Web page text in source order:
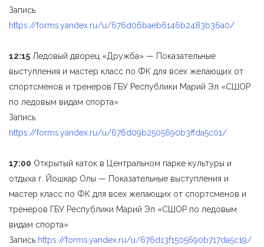
Запись
https://forms.yandex.ru/u/676d06baeb6146b2483b36a0/
12:15 Ледовый дворец «Дружба» — Показательные
выступления и мастер класс по ФК для всех желающих от
спортсменов и тренеров ГБУ Республики Марий Эл «СШОР
по ледовым видам спорта»
Запись
https://forms.yandex.ru/u/676d09b2505690b3ffda5c01/
17:00 Открытый каток в Центральном парке культуры и
отдыха г. Йошкар Олы — Показательные выступления и
мастер класс по ФК для всех желающих от спортсменов и
тренеров ГБУ Республики Марий Эл «СШОР по ледовым
видам спорта»
Запись https://forms.yandex.ru/u/676d13f1505690b717da5c19/